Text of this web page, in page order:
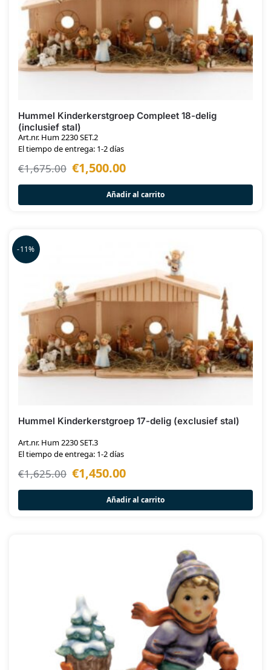
Hummel Kinderkerstgroep Compleet 18-delig
(inclusief stal)
Art.nr. Hum 2230 SET.2
El tiempo de entrega: 1-2 días
€1,675.00 €1,500.00
Añadir al carrito
-11%
Hummel Kinderkerstgroep 17-delig (exclusief stal)
Art.nr. Hum 2230 SET.3
El tiempo de entrega: 1-2 días
€1,625.00 €1,450.00
Añadir al carrito